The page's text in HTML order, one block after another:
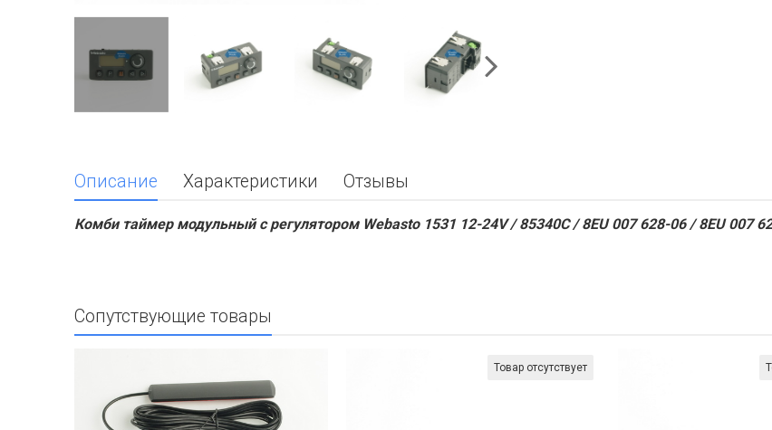
Описание Характеристики Отзывы
Комби таймер модульный с регулятором Webasto 1531 12-24V / 85340C / 8EU 007 628-06 / 8EU 007
Сопутствующие товары
Товар отсутствует